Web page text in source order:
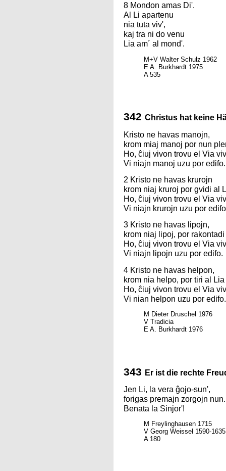
8 Mondon amas Di'.
Al Li apartenu
nia tuta viv',
kaj tra ni do venu
Lia am´ al mond'.
M+V Walter Schulz 1962
E A. Burkhardt 1975
A 535
342 Christus hat keine
Kristo ne havas manojn,
krom miaj manoj por nun
Ho, ĉiuj vivon trovu el Via
Vi niajn manoj uzu por edifo.
2 Kristo ne havas krurojn
krom niaj kruroj por gvidi al
Ho, ĉiuj vivon trovu el Via
Vi niajn krurojn uzu por
3 Kristo ne havas lipojn,
krom niaj lipoj, por
Ho, ĉiuj vivon trovu el Via
Vi niajn lipojn uzu por edifo.
4 Kristo ne havas helpon,
krom nia helpo, por tiri al
Ho, ĉiuj vivon trovu el Via
Vi nian helpon uzu por edifo.
M Dieter Druschel 1976
V Tradicia
E A. Burkhardt 1976
343 Er ist die rechte
Jen Li, la vera ĝojo-sun',
forigas premajn zorgojn nun.
Benata la Sinjor'!
M Freylinghausen 1715
V Georg Weissel 1590-
A 180